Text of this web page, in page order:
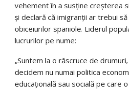
vehement în a susține creșterea
și declară că imigranții ar trebui
obiceiurilor spaniole. Liderul
lucrurilor pe nume:
„Suntem la o răscruce de
decidem nu numai politica
educațională sau socială pe care